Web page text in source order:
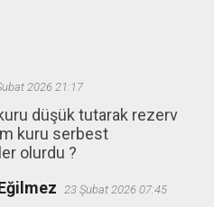
2026 21:17
düşük tutarak rezerv
kuru serbest
olurdu ?
23 Şubat 2026 07:45